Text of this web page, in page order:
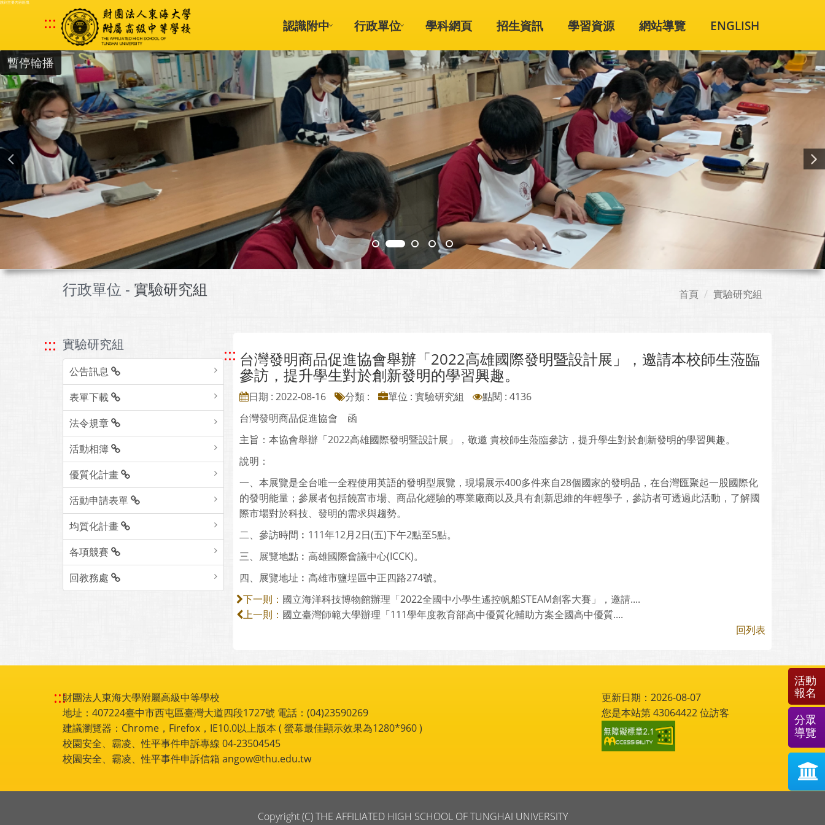
跳到主要內容區塊
::: 認識附中 行政單位 學科網頁 招生資訊 學習資源 網站導覽 ENGLISH
暫停輪播
行政單位 - 實驗研究組 首頁 實驗研究組
::: 實驗研究組
公告訊息
表單下載
法令規章
活動相簿
優質化計畫
活動申請表單
均質化計畫
各項競賽
回教務處
::: 台灣發明商品促進協會舉辦「2022高雄國際發明暨設計展」，邀請本校師生蒞臨
參訪，提升學生對於創新發明的學習興趣。
日期 : 2022-08-16 分類 : 單位 : 實驗研究組
點閱 : 4136
台灣發明商品促進協會 函
主旨：本協會舉辦「2022高雄國際發明暨設計展」，敬邀 貴校師生蒞臨參訪，提升學生對於創新發明的學習興趣。
說明：
一、本展覽是全台唯一全程使用英語的發明型展覽，現場展示400多件來自28個國家的發明品，在台灣匯聚起一股國際化
的發明能量；參展者包括饒富市場、商品化經驗的專業廠商以及具有創新思維的年輕學子，參訪者可透過此活動，了解國
際市場對於科技、發明的需求與趨勢。
二、參訪時間︰111年12月2日(五)下午2點至5點。
三、展覽地點︰高雄國際會議中心(ICCK)。
四、展覽地址︰高雄市鹽埕區中正四路274號。
下一則： 國立海洋科技博物館辦理「2022全國中小學生遙控帆船STEAM創客大賽」，邀請....
上一則： 國立臺灣師範大學辦理「111學年度教育部高中優質化輔助方案全國高中優質....
回列表
:::財團法人東海大學附屬高級中等學校
地址：407224臺中市西屯區臺灣大道四段1727號 電話：(04)23590269
建議瀏覽器：Chrome，Firefox，IE10.0以上版本 ( 螢幕最佳顯示效果為1280*960 )
校園安全、霸凌、性平事件申訴專線 04-23504545
校園安全、霸凌、性平事件申訴信箱 angow@thu.edu.tw
更新日期：2026-08-07
您是本站第43064422位訪客
Copyright (C) THE AFFILIATED HIGH SCHOOL OF TUNGHAI UNIVERSITY
活動
報名
分眾
導覽